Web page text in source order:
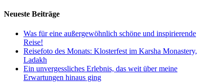
Neueste Beiträge
Was für eine außergewöhnlich schöne und inspirierende
Reise!
Reisefoto des Monats: Klosterfest im Karsha Monastery,
Ladakh
Ein unvergessliches Erlebnis, das weit über meine
Erwartungen hinaus ging